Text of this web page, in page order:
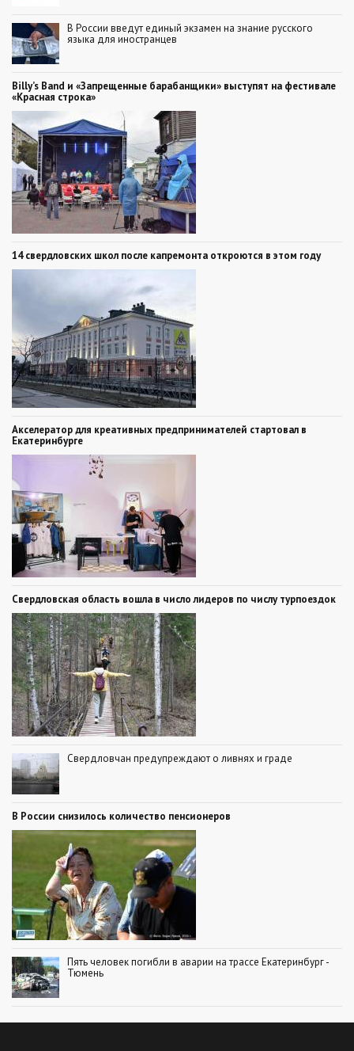
В России введут единый экзамен на знание русского
языка для иностранцев
Billy’s Band и «Запрещенные барабанщики» выступят на фестивале
«Красная строка»
14 свердловских школ после капремонта откроются в этом году
Акселератор для креативных предпринимателей стартовал в
Екатеринбурге
Свердловская область вошла в число лидеров по числу турпоездок
Свердловчан предупреждают о ливнях и граде
В России снизилось количество пенсионеров
Пять человек погибли в аварии на трассе Екатеринбург -
Тюмень